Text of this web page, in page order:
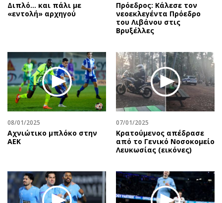
AstroBank Properties
Ναυτιλία
Περιβάλλον
Ελλάδα
Κόσμος
Παράξενα
Πολιτισμός
Σινεμά
Εικαστικά
Βιβλίο
Περιβάλλον
Good Life
Γυναίκα
Showbiz
Ταξίδια
Συνταγές
Έξοδος
Media
Εκπομπές
Wine routes
Podcasts
Προσφορές
Προσωπικότητες στην ''Κ''
Διπλό... και πάλι με
«εντολή» αρχηγού
Πρόεδρος: Κάλεσε τον
νεοεκλεγέντα Πρόεδρο
του Λιβάνου στις
Βρυξέλλες
08/01/2025
Αχνιώτικο μπλόκο στην
ΑΕΚ
07/01/2025
Κρατούμενος απέδρασε
από το Γενικό Νοσοκομείο
Λευκωσίας (εικόνες)